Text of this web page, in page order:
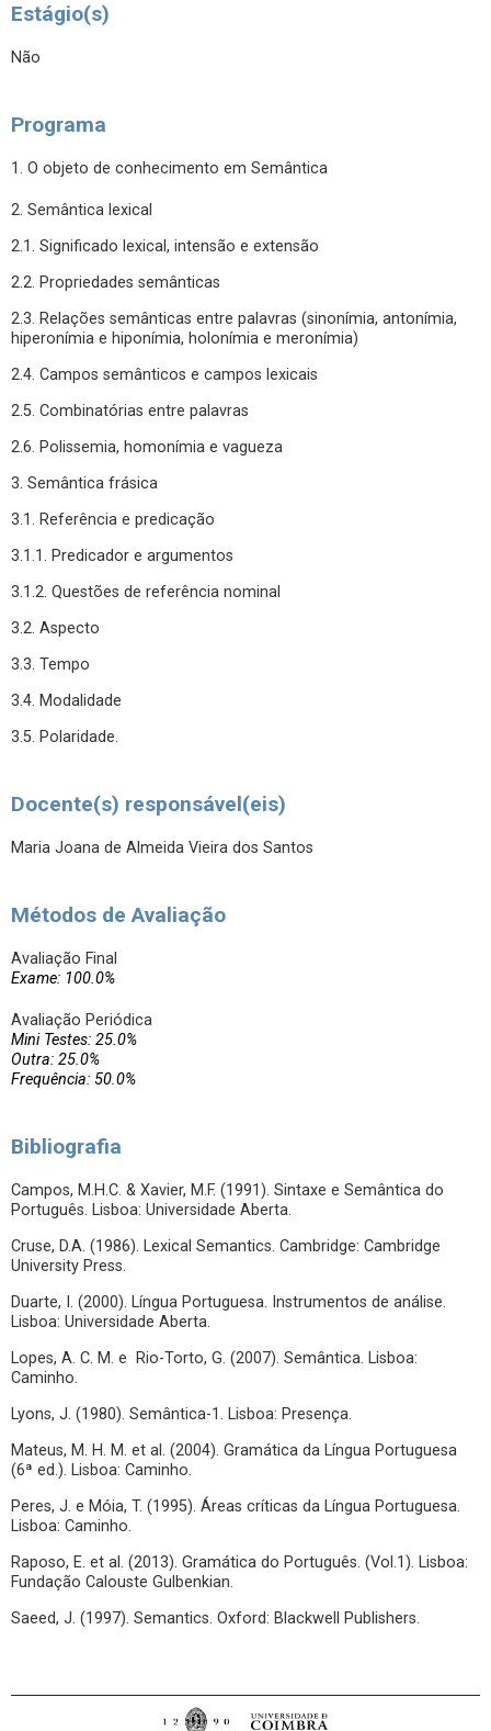
Estágio(s)
Não
Programa
1. O objeto de conhecimento em Semântica
2. Semântica lexical
2.1. Significado lexical, intensão e extensão
2.2. Propriedades semânticas
2.3. Relações semânticas entre palavras (sinonímia, antonímia,
hiperonímia e hiponímia, holonímia e meronímia)
2.4. Campos semânticos e campos lexicais
2.5. Combinatórias entre palavras
2.6. Polissemia, homonímia e vagueza
3. Semântica frásica
3.1. Referência e predicação
3.1.1. Predicador e argumentos
3.1.2. Questões de referência nominal
3.2. Aspecto
3.3. Tempo
3.4. Modalidade
3.5. Polaridade.
Docente(s) responsável(eis)
Maria Joana de Almeida Vieira dos Santos
Métodos de Avaliação
Avaliação Final
Exame: 100.0%
Avaliação Periódica
Mini Testes: 25.0%
Outra: 25.0%
Frequência: 50.0%
Bibliografia
Campos, M.H.C. & Xavier, M.F. (1991). Sintaxe e Semântica do
Português. Lisboa: Universidade Aberta.
Cruse, D.A. (1986). Lexical Semantics. Cambridge: Cambridge
University Press.
Duarte, I. (2000). Língua Portuguesa. Instrumentos de análise.
Lisboa: Universidade Aberta.
Lopes, A. C. M. e Rio-Torto, G. (2007). Semântica. Lisboa:
Caminho.
Lyons, J. (1980). Semântica-1. Lisboa: Presença.
Mateus, M. H. M. et al. (2004). Gramática da Língua Portuguesa
(6ª ed.). Lisboa: Caminho.
Peres, J. e Móia, T. (1995). Áreas críticas da Língua Portuguesa.
Lisboa: Caminho.
Raposo, E. et al. (2013). Gramática do Português. (Vol.1). Lisboa:
Fundação Calouste Gulbenkian.
Saeed, J. (1997). Semantics. Oxford: Blackwell Publishers.